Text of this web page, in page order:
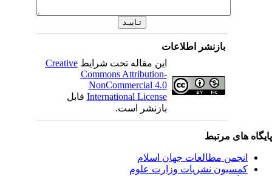
بازنشر اطلاعات
این مقاله تحت شرایطCreative
Commons Attribution-
NonCommercial 4.0
International Licenseقابل
بازنشر است.
های مرتبط
انجمن مطالعات جهان اسلام
کمسیون نشریات وزارت علوم